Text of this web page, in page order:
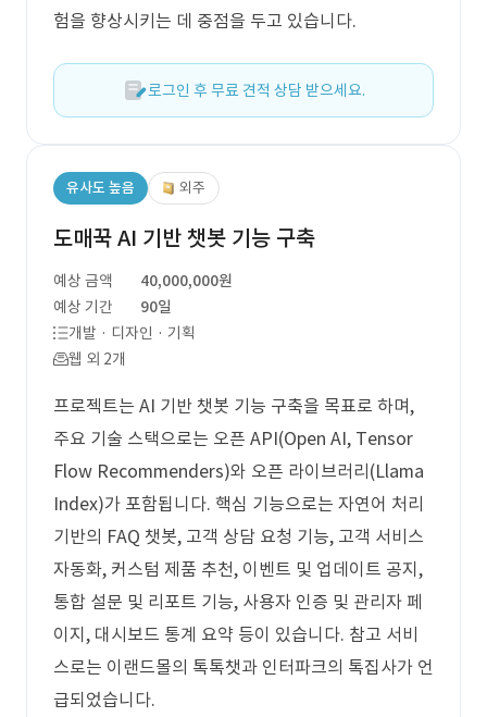
험을 향상시키는 데 중점을 두고 있습니다.
로그인 후 무료 견적 상담 받으세요.
유사도 높음 외주
도매꾹 AI 기반 챗봇 기능 구축
예상 금액
40,000,000원
예상 기간
90일
개발 · 디자인 · 기획
웹 외 2개
프로젝트는 AI 기반 챗봇 기능 구축을 목표로 하며,
주요 기술 스택으로는 오픈 API(Open AI, Tensor
Flow Recommenders)와 오픈 라이브러리(Llama
Index)가 포함됩니다. 핵심 기능으로는 자연어 처리
기반의 FAQ 챗봇, 고객 상담 요청 기능, 고객 서비스
자동화, 커스텀 제품 추천, 이벤트 및 업데이트 공지,
통합 설문 및 리포트 기능, 사용자 인증 및 관리자 페
이지, 대시보드 통계 요약 등이 있습니다. 참고 서비
스로는 이랜드몰의 톡톡챗과 인터파크의 톡집사가 언
급되었습니다.